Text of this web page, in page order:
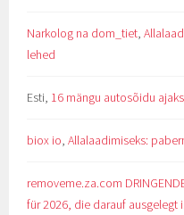
Narkolog na dom_tiet,
lehed
Esti, 16 mängu autosõidu ajaks
biox io,Allalaadimiseks:
removeme.za.com
für 2026, die darauf ausgelegt